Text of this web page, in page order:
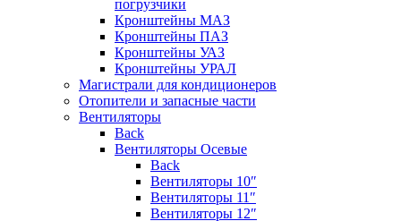
погрузчики
Кронштейны МАЗ
Кронштейны ПАЗ
Кронштейны УАЗ
Кронштейны УРАЛ
Магистрали для кондиционеров
Отопители и запасные части
Вентиляторы
Back
Вентиляторы Осевые
Back
Вентиляторы 10″
Вентиляторы 11″
Вентиляторы 12″